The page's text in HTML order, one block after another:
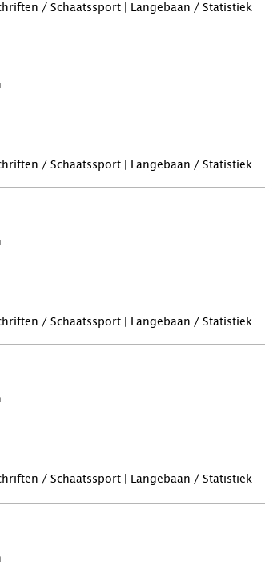
/ Schaatssport | Langebaan / Statistiek
/ Schaatssport | Langebaan / Statistiek
/ Schaatssport | Langebaan / Statistiek
/ Schaatssport | Langebaan / Statistiek